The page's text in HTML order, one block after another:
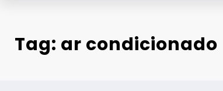
Tag: ar condicionado